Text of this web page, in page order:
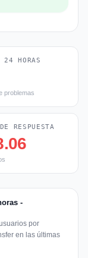
24 HORAS
problemas
RESPUESTA
-
por
en las últimas